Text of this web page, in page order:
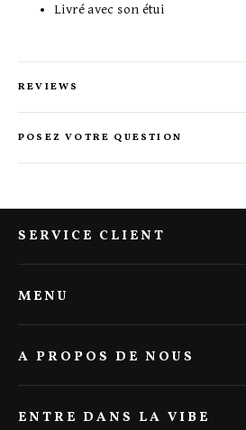
Livré avec son étui
REVIEWS
POSEZ VOTRE QUESTION
SERVICE CLIENT
MENU
A PROPOS DE NOUS
ENTRE DANS LA VIBE